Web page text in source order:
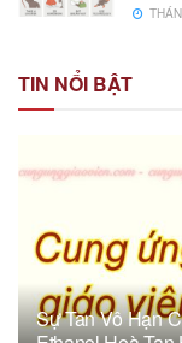
TIN NỔI BẬT
Sự Tan Vô Hạn